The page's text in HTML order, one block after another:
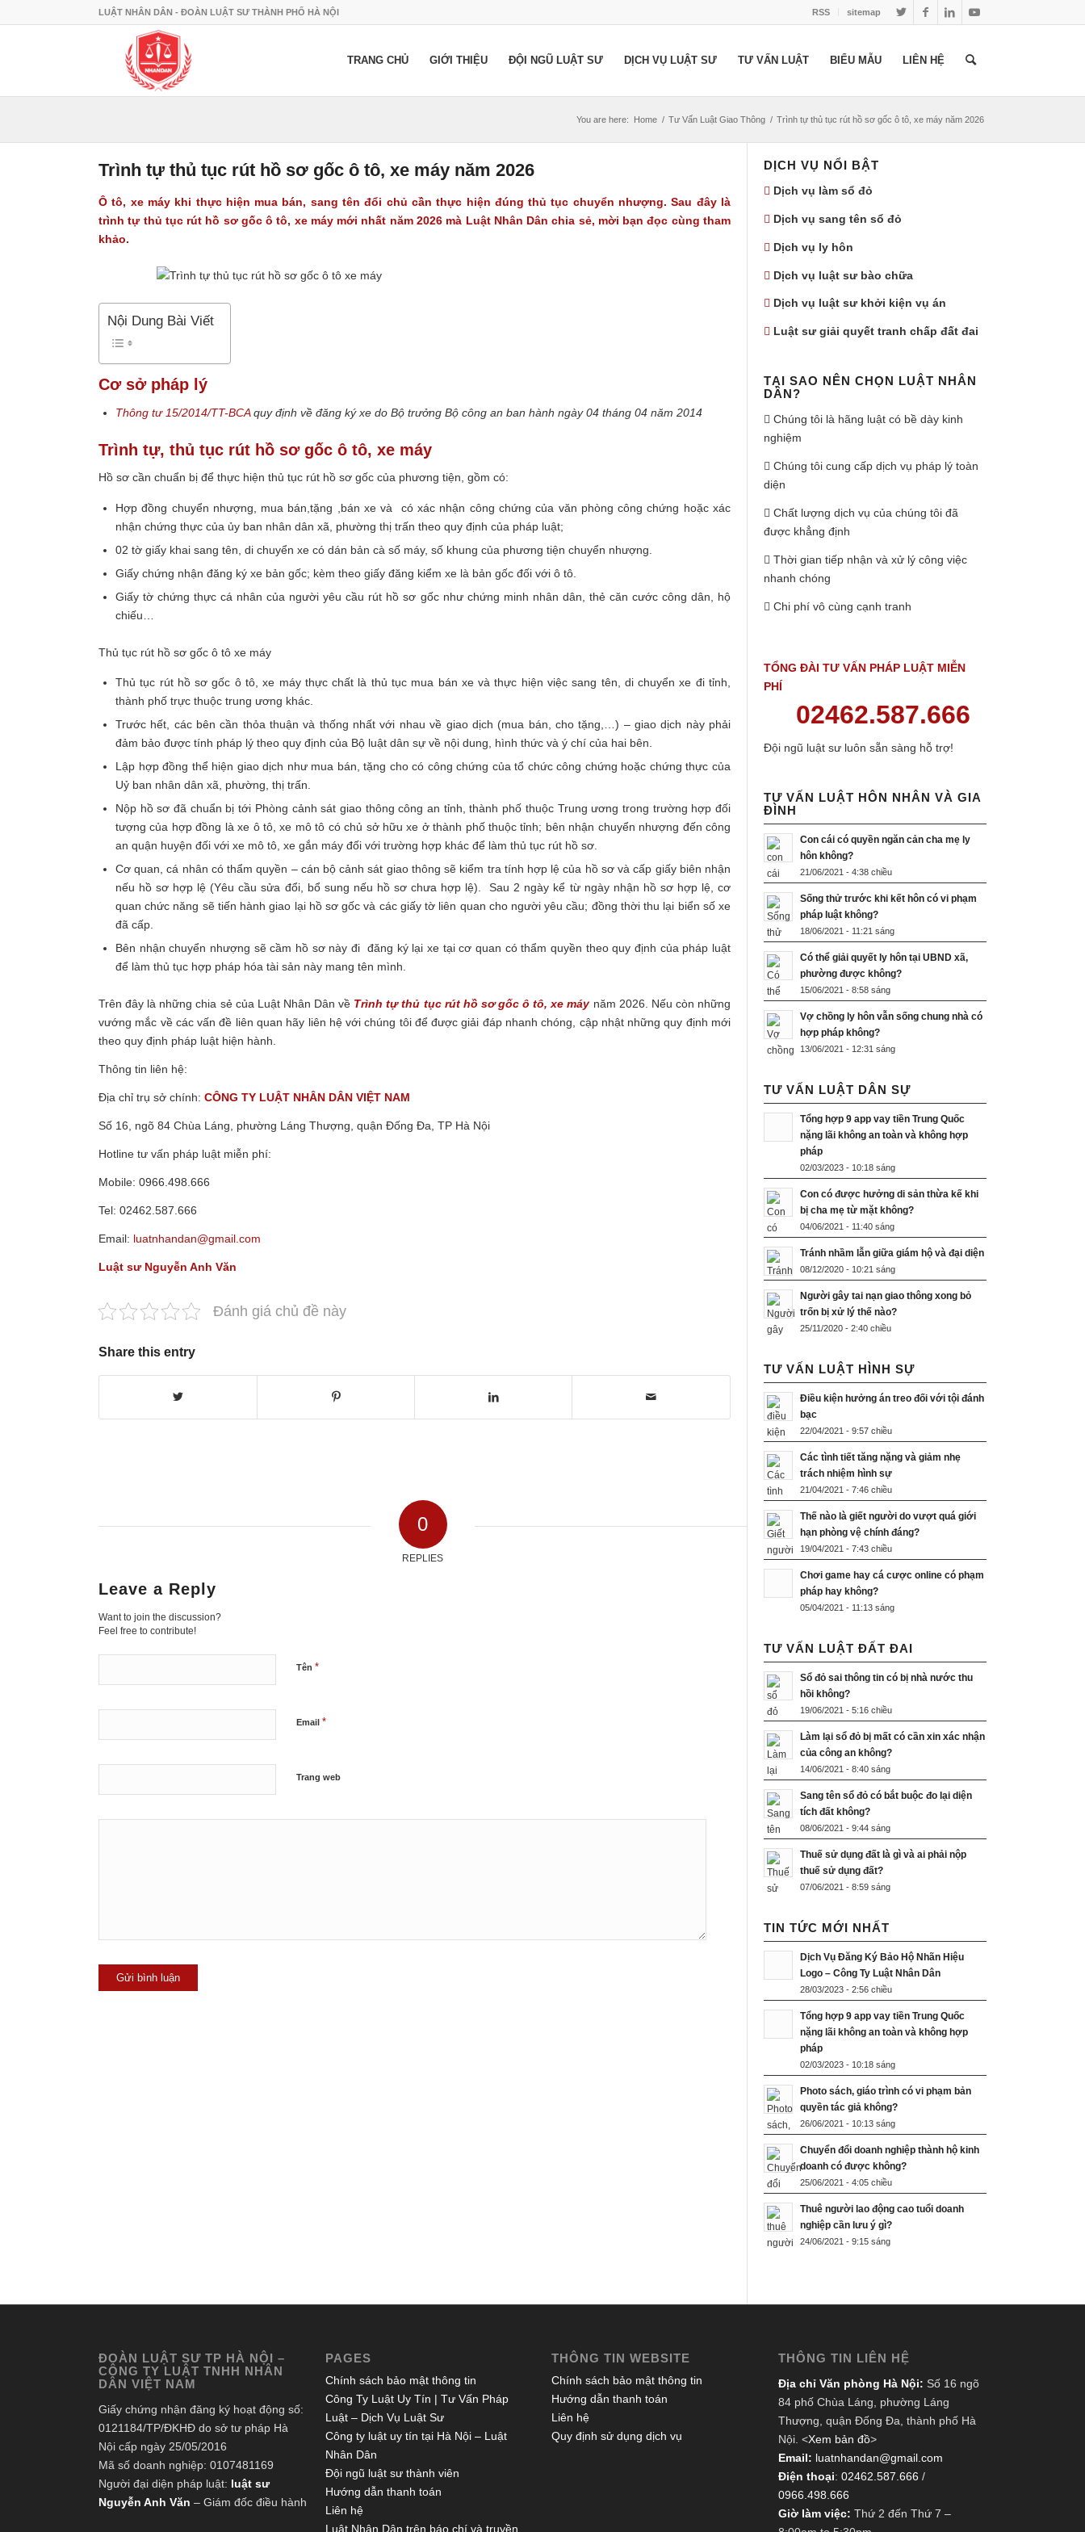
RSS sitemap
LUẬT NHÂN DÂN - ĐOÀN LUẬT SƯ THÀNH PHỐ HÀ NỘI
TRANG CHỦ GIỚI THIỆU ĐỘI NGŨ LUẬT SƯ DỊCH VỤ LUẬT SƯ TƯ VẤN LUẬT BIỂU MẪU LIÊN HỆ
You are here: Home / Tư Vấn Luật Giao Thông / Trình tự thủ tục rút hồ sơ gốc ô tô, xe máy năm 2026
Trình tự thủ tục rút hồ sơ gốc ô tô, xe máy năm 2026
Ô tô, xe máy khi thực hiện mua bán, sang tên đổi chủ cần thực hiện đúng thủ tục chuyển nhượng. Sau đây là
trình tự thủ tục rút hồ sơ gốc ô tô, xe máy mới nhất năm 2026 mà Luật Nhân Dân chia sẻ, mời bạn đọc cùng tham
khảo.
Nội Dung Bài Viết
Cơ sở pháp lý
Thông tư 15/2014/TT-BCAquy định về đăng ký xe do Bộ trưởng Bộ công an ban hành ngày 04 tháng 04 năm 2014
Trình tự, thủ tục rút hồ sơ gốc ô tô, xe máy
Hồ sơ cần chuẩn bị để thực hiện thủ tục rút hồ sơ gốc của phương tiện, gồm có:
Hợp đồng chuyển nhượng, mua bán,tặng ,bán xe và có xác nhận công chứng của văn phòng công chứng hoặc xác
nhận chứng thực của ủy ban nhân dân xã, phường thị trấn theo quy định của pháp luật;
02 tờ giấy khai sang tên, di chuyển xe có dán bản cà số máy, số khung của phương tiện chuyển nhượng.
Giấy chứng nhận đăng ký xe bản gốc; kèm theo giấy đăng kiểm xe là bản gốc đối với ô tô.
Giấy tờ chứng thực cá nhân của người yêu cầu rút hồ sơ gốc như chứng minh nhân dân, thẻ căn cước công dân, hộ
chiếu…
Thủ tục rút hồ sơ gốc ô tô xe máy
Thủ tục rút hồ sơ gốc ô tô, xe máy thực chất là thủ tục mua bán xe và thực hiện việc sang tên, di chuyển xe đi tỉnh,
thành phố trực thuộc trung ương khác.
Trước hết, các bên cần thỏa thuận và thống nhất với nhau về giao dịch (mua bán, cho tặng,…) – giao dịch này phải
đảm bảo được tính pháp lý theo quy định của Bộ luật dân sự về nội dung, hình thức và ý chí của hai bên.
Lập hợp đồng thể hiện giao dịch như mua bán, tặng cho có công chứng của tổ chức công chứng hoặc chứng thực của
Uỷ ban nhân dân xã, phường, thị trấn.
Nộp hồ sơ đã chuẩn bị tới Phòng cảnh sát giao thông công an tỉnh, thành phố thuộc Trung ương trong trường hợp đối
tượng của hợp đồng là xe ô tô, xe mô tô có chủ sở hữu xe ở thành phố thuộc tỉnh; bên nhận chuyển nhượng đến công
an quận huyện đối với xe mô tô, xe gắn máy đối với trường hợp khác để làm thủ tục rút hồ sơ.
Cơ quan, cá nhân có thẩm quyền – cán bộ cảnh sát giao thông sẽ kiểm tra tính hợp lệ của hồ sơ và cấp giấy biên nhận
nếu hồ sơ hợp lệ (Yêu cầu sửa đổi, bổ sung nếu hồ sơ chưa hợp lệ). Sau 2 ngày kể từ ngày nhận hồ sơ hợp lệ, cơ
quan chức năng sẽ tiến hành giao lại hồ sơ gốc và các giấy tờ liên quan cho người yêu cầu; đồng thời thu lại biển số xe
đã cấp.
Bên nhận chuyển nhượng sẽ cầm hồ sơ này đi đăng ký lại xe tại cơ quan có thẩm quyền theo quy định của pháp luật
để làm thủ tục hợp pháp hóa tài sản này mang tên mình.
Trên đây là những chia sẻ của Luật Nhân Dân về Trình tự thủ tục rút hồ sơ gốc ô tô, xe máynăm 2026. Nếu còn những
vướng mắc về các vấn đề liên quan hãy liên hệ với chúng tôi để được giải đáp nhanh chóng, cập nhật những quy định mới
theo quy định pháp luật hiện hành.
Thông tin liên hệ:
Địa chỉ trụ sở chính: CÔNG TY LUẬT NHÂN DÂN VIỆT NAM
Số 16, ngõ 84 Chùa Láng, phường Láng Thượng, quận Đống Đa, TP Hà Nội
Hotline tư vấn pháp luật miễn phí:
Mobile: 0966.498.666
Tel: 02462.587.666
Email: luatnhandan@gmail.com
Luật sư Nguyễn Anh Văn
Đánh giá chủ đề này
Share this entry
0
REPLIES
Leave a Reply
Want to join the discussion?
Feel free to contribute!
Tên *
Email *
Trang web
DỊCH VỤ NỔI BẬT
Dịch vụ làm sổ đỏ
Dịch vụ sang tên sổ đỏ
Dịch vụ ly hôn
Dịch vụ luật sư bào chữa
Dịch vụ luật sư khởi kiện vụ án
Luật sư giải quyết tranh chấp đất đai
TẠI SAO NÊN CHỌN LUẬT NHÂN
DÂN?
Chúng tôi là hãng luật có bề dày kinh
nghiệm
Chúng tôi cung cấp dịch vụ pháp lý toàn
diện
Chất lượng dịch vụ của chúng tôi đã
được khẳng định
Thời gian tiếp nhận và xử lý công việc
nhanh chóng
Chi phí vô cùng cạnh tranh
TỔNG ĐÀI TƯ VẤN PHÁP LUẬT MIỄN
PHÍ
02462.587.666
Đội ngũ luật sư luôn sẵn sàng hỗ trợ!
TƯ VẤN LUẬT HÔN NHÂN VÀ GIA
ĐÌNH
Con cái có quyền ngăn cản cha mẹ ly
hôn không?
21/06/2021 - 4:38 chiều
Sống thử trước khi kết hôn có vi phạm
pháp luật không?
18/06/2021 - 11:21 sáng
Có thể giải quyết ly hôn tại UBND xã,
phường được không?
15/06/2021 - 8:58 sáng
Vợ chồng ly hôn vẫn sống chung nhà có
hợp pháp không?
13/06/2021 - 12:31 sáng
TƯ VẤN LUẬT DÂN SỰ
Tổng hợp 9 app vay tiền Trung Quốc
nặng lãi không an toàn và không hợp
pháp
02/03/2023 - 10:18 sáng
Con có được hưởng di sản thừa kế khi
bị cha mẹ từ mặt không?
04/06/2021 - 11:40 sáng
Tránh nhầm lẫn giữa giám hộ và đại diện
08/12/2020 - 10:21 sáng
Người gây tai nạn giao thông xong bỏ
trốn bị xử lý thế nào?
25/11/2020 - 2:40 chiều
TƯ VẤN LUẬT HÌNH SỰ
Điều kiện hưởng án treo đối với tội đánh
bạc
22/04/2021 - 9:57 chiều
Các tình tiết tăng nặng và giảm nhẹ
trách nhiệm hình sự
21/04/2021 - 7:46 chiều
Thế nào là giết người do vượt quá giới
hạn phòng vệ chính đáng?
19/04/2021 - 7:43 chiều
Chơi game hay cá cược online có phạm
pháp hay không?
05/04/2021 - 11:13 sáng
TƯ VẤN LUẬT ĐẤT ĐAI
Sổ đỏ sai thông tin có bị nhà nước thu
hồi không?
19/06/2021 - 5:16 chiều
Làm lại sổ đỏ bị mất có cần xin xác nhận
của công an không?
14/06/2021 - 8:40 sáng
Sang tên sổ đỏ có bắt buộc đo lại diện
tích đất không?
08/06/2021 - 9:44 sáng
Thuế sử dụng đất là gì và ai phải nộp
thuế sử dụng đất?
07/06/2021 - 8:59 sáng
TIN TỨC MỚI NHẤT
Dịch Vụ Đăng Ký Bảo Hộ Nhãn Hiệu
Logo – Công Ty Luật Nhân Dân
28/03/2023 - 2:56 chiều
Tổng hợp 9 app vay tiền Trung Quốc
nặng lãi không an toàn và không hợp
pháp
02/03/2023 - 10:18 sáng
Photo sách, giáo trình có vi phạm bản
quyền tác giả không?
26/06/2021 - 10:13 sáng
Chuyển đổi doanh nghiệp thành hộ kinh
doanh có được không?
25/06/2021 - 4:05 chiều
Thuê người lao động cao tuổi doanh
nghiệp cần lưu ý gì?
24/06/2021 - 9:15 sáng
ĐOÀN LUẬT SƯ TP HÀ NỘI –
CÔNG TY LUẬT TNHH NHÂN
DÂN VIỆT NAM
Giấy chứng nhận đăng ký hoạt động số:
0121184/TP/ĐKHĐ do sở tư pháp Hà
Nội cấp ngày 25/05/2016
Mã số doanh nghiệp: 0107481169
Người đại diện pháp luật: luật sư
Nguyễn Anh Văn – Giám đốc điều hành
PAGES
Chính sách bảo mật thông tin
Công Ty Luật Uy Tín | Tư Vấn Pháp
Luật – Dịch Vụ Luật Sư
Công ty luật uy tín tại Hà Nội – Luật
Nhân Dân
Đội ngũ luật sư thành viên
Hướng dẫn thanh toán
Liên hệ
Luật Nhân Dân trên báo chí và truyền
THÔNG TIN WEBSITE
Chính sách bảo mật thông tin
Hướng dẫn thanh toán
Liên hệ
Quy định sử dụng dịch vụ
THÔNG TIN LIÊN HỆ
Địa chỉ Văn phòng Hà Nội: Số 16 ngõ
84 phố Chùa Láng, phường Láng
Thượng, quận Đống Đa, thành phố Hà
Nội. <Xem bản đồ>
Email: luatnhandan@gmail.com
Điện thoại: 02462.587.666 /
0966.498.666
Giờ làm việc: Thứ 2 đến Thứ 7 –